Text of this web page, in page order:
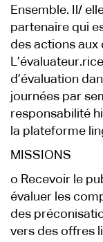
Ensemble. Il/
partenaire qui
des actions aux
d’évaluation
journées par
responsabilité
la plateforme
MISSIONS
o Recevoir le
évaluer les
des
vers des offres